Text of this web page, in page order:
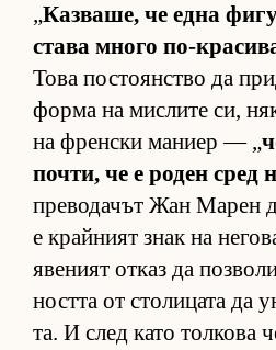
„Каз­ва­ше, че една
става много по-
Това пос­то­ян­с­тво да
форма на мис­лите си,
на френ­ски ма­ниер — „
поч­ти, че е ро­ден сред
пре­во­да­чът Жан Ма­рен
е край­ният знак на
я­ве­ният от­каз да
ността от сто­ли­цата
та. И след като тол­кова